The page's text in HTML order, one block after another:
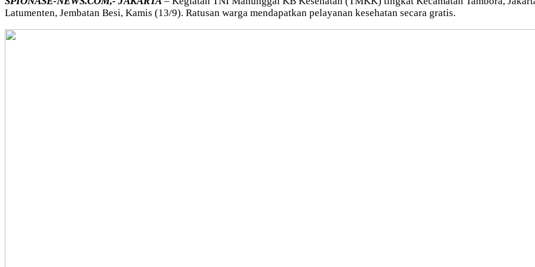
Latumenten, Jembatan Besi, Kamis (13/9). Ratusan warga mendapatkan pelayanan kesehatan secara gratis.